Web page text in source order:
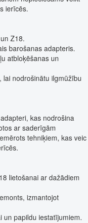
ierīcēs.
Z18.
barošanas adapteris.
atbloķēšanas un
nodrošinātu ilgmūžību
kas nodrošina
ar saderīgām
tehniķiem, kas veic
lietošanai ar dažādiem
izmantojot
un papildu iestatījumiem.